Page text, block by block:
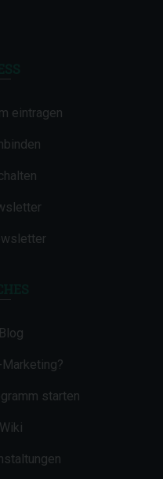
eintragen
starten